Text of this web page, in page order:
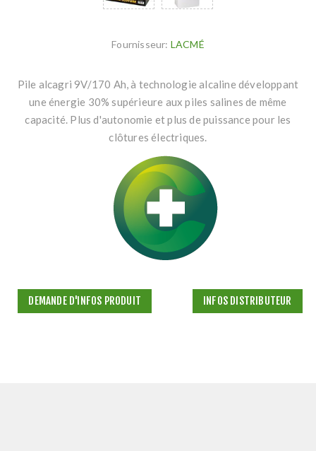
Fournisseur: LACMÉ
Pile alcagri 9V/170 Ah, à technologie alcaline développant
une énergie 30% supérieure aux piles salines de même
capacité. Plus d'autonomie et plus de puissance pour les
clôtures électriques.
DEMANDE D'INFOS PRODUIT INFOS DISTRIBUTEUR